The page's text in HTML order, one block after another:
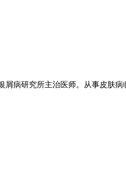
病研究所主治医师。从事皮肤病